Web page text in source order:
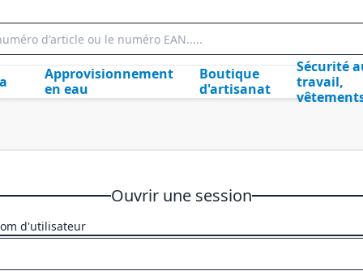
Approvisionnement
en eau
Boutique
d'artisanat
Sécurité
travail,
Ouvrir une session
d'utilisateur